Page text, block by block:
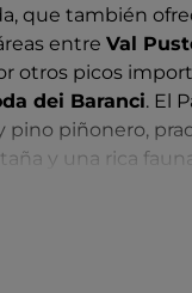
que también
entre Val
otros picos
dei Baranci. El
piñonero,
y una rica